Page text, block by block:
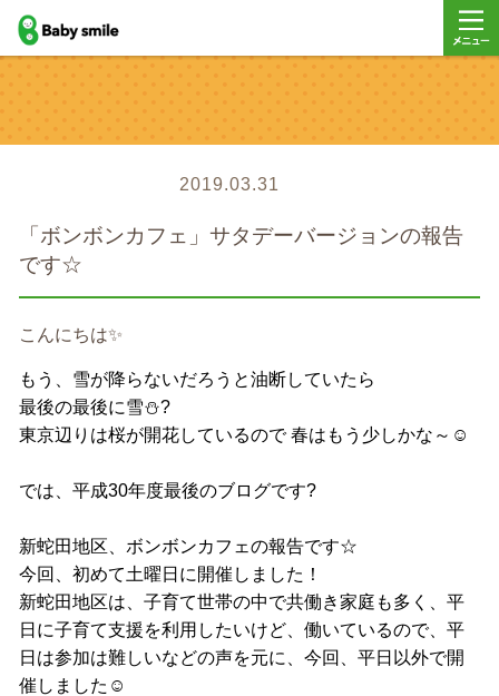
baby smile
2019.03.31
「ボンボンカフェ」サタデーバージョンの報告
です☆
こんにちは✨
もう、雪が降らないだろうと油断していたら
最後の最後に雪⛄?
東京辺りは桜が開花しているので 春はもう少しかな～☺
では、平成30年度最後のブログです?
新蛇田地区、ボンボンカフェの報告です☆
今回、初めて土曜日に開催しました！
新蛇田地区は、子育て世帯の中で共働き家庭も多く、平
日に子育て支援を利用したいけど、働いているので、平
日は参加は難しいなどの声を元に、今回、平日以外で開
催しました☺